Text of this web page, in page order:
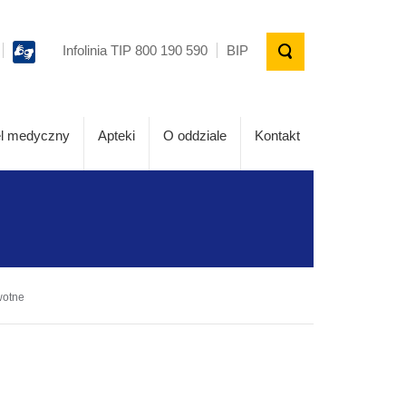
Infolinia TIP 800 190 590 BIP
medyczny Apteki O oddziale Kontakt